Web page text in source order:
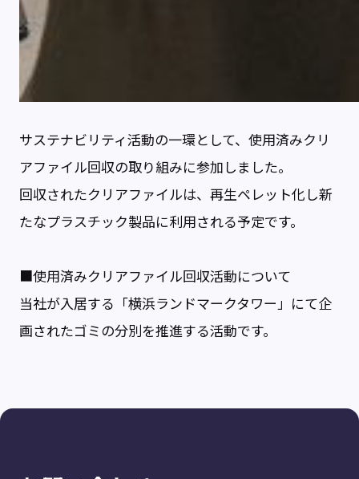
サステナビリティ活動の一環として、使用済みクリ
アファイル回収の取り組みに参加しました。
回収されたクリアファイルは、再生ペレット化し新
たなプラスチック製品に利用される予定です。
■使用済みクリアファイル回収活動について
当社が入居する「横浜ランドマークタワー」にて企
画されたゴミの分別を推進する活動です。